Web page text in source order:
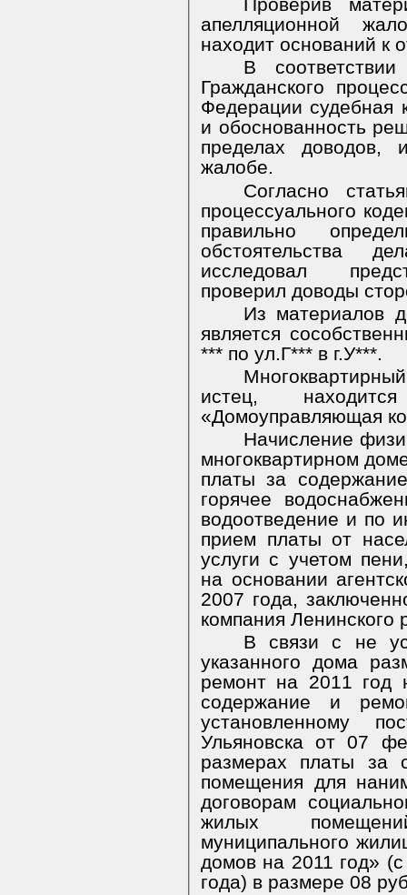
Проверив
апелляционной
находит оснований к
В
Гражданского
Федерации судебная
и обоснованность
пределах доводов,
жалобе.
Согласно
процессуального
правильно
обстоятельства
исследовал
проверил доводы
Из материалов
является
*** по ул.Г*** в г.У***.
истец,
«Домоуправляющая
Начисление
многоквартирном
платы за
горячее
водоотведение и по
прием платы от
услуги с учетом
на основании
2007 года,
компания Ленинского
В связи с не
указанного дома
ремонт на 2011 год
содержание и
установленному
Ульяновска от 07
размерах платы за
помещения для
договорам
жилых
муниципального
домов на 2011 год»
года) в размере 08